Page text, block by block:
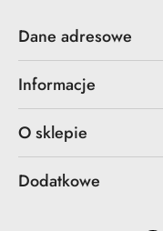
Dane adresowe
Informacje
O sklepie
Dodatkowe